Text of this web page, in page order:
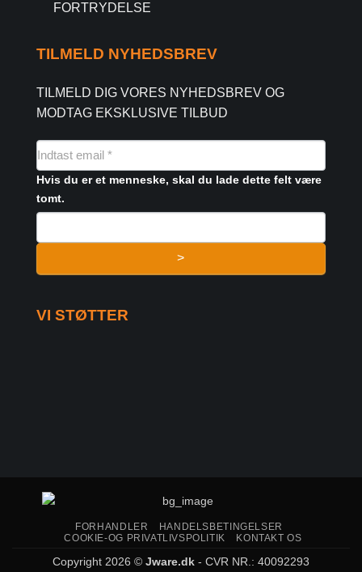
FORTRYDELSE
TILMELD NYHEDSBREV
TILMELD DIG VORES NYHEDSBREV OG
MODTAG EKSKLUSIVE TILBUD
NYHEDSMAIL
FORMULAR
Hvis du er et menneske, skal du lade dette felt være
tomt.
>
VI STØTTER
FORHANDLER
HANDELSBETINGELSER
COOKIE-OG PRIVATLIVSPOLITIK
KONTAKT OS
Copyright 2026 © Jware.dk - CVR NR.: 40092293